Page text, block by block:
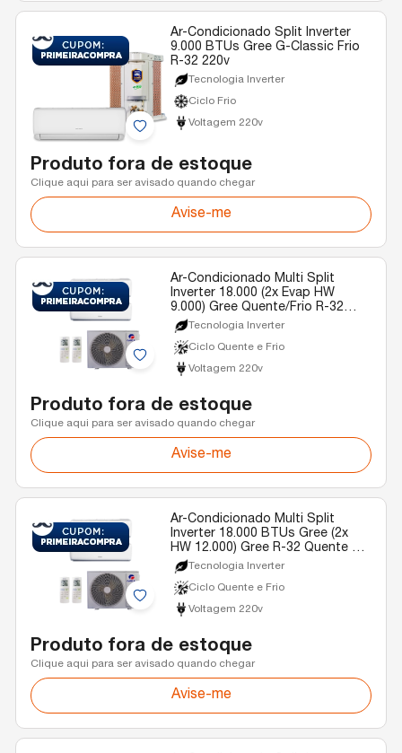
Ar-Condicionado Split Inverter
9.000 BTUs Gree G-Classic Frio
R-32 220v
Tecnologia Inverter
Ciclo Frio
Voltagem 220v
Produto fora de estoque
Clique aqui para ser avisado quando chegar
Avise-me
Ar-Condicionado Multi Split
Inverter 18.000 (2x Evap HW
9.000) Gree Quente/Frio R-32
220vTecnologia Inverter
Ciclo Quente e Frio
Voltagem 220v
Produto fora de estoque
Clique aqui para ser avisado quando chegar
Avise-me
Ar-Condicionado Multi Split
Inverter 18.000 BTUs Gree (2x
HW 12.000) Gree R-32 Quente e
Frio 220v
Tecnologia Inverter
Ciclo Quente e Frio
Voltagem 220v
Produto fora de estoque
Clique aqui para ser avisado quando chegar
Avise-me